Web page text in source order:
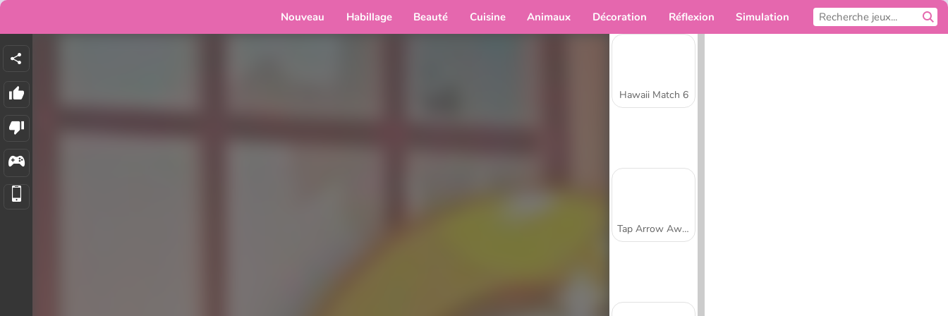
Nouveau Habillage Beauté Cuisine Animaux Décoration Réflexion Simulation
Hawaii Match 6
Tap Arrow Away